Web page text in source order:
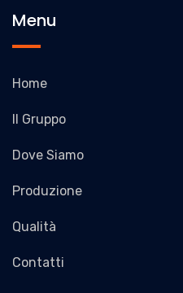
Menu
Home
Il Gruppo
Dove Siamo
Produzione
Qualità
Contatti